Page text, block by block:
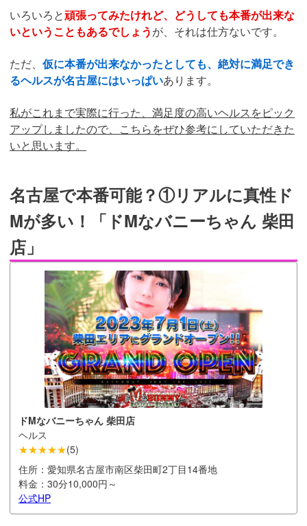
いろいろと頑張ってみたけれど、どうしても本番が出来な
いということもあるでしょうが、それは仕方ないです。
ただ、 仮に本番が出来なかったとしても、絶対に満足でき
るヘルスが名古屋にはいっぱいあります。
私がこれまで実際に行った、満足度の高いヘルスをピック
アップしましたので、こちらをぜひ参考にしていただきた
いと思います。
名古屋で本番可能？①リアルに真性ド
Mが多い！「ドMなバニーちゃん 柴田
店」
ドMなバニーちゃん 柴田店
ヘルス
★★★★★(5)
住所： 愛知県名古屋市南区柴田町2丁目14番地
料金： 30分10,000円～
公式HP